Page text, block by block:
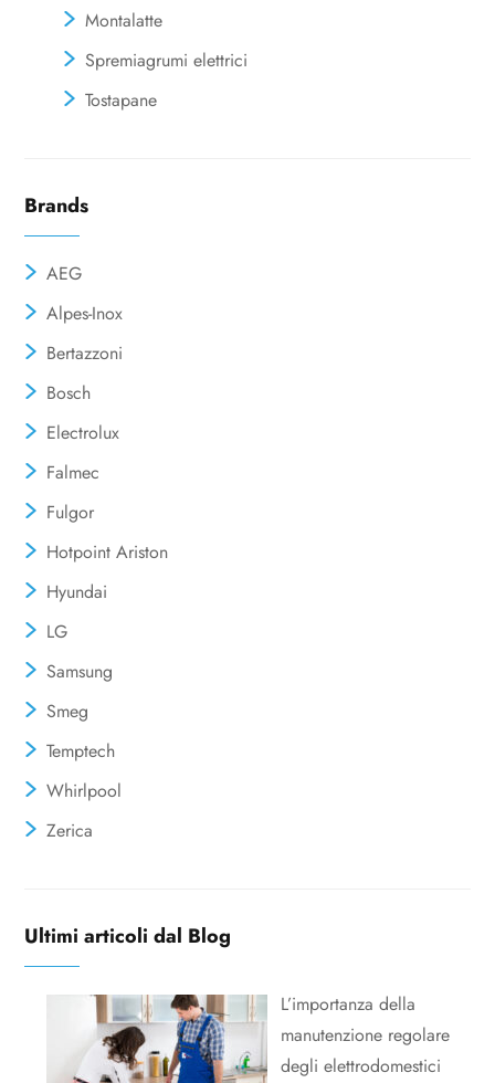
Montalatte
Spremiagrumi elettrici
Tostapane
Brands
AEG
Alpes-Inox
Bertazzoni
Bosch
Electrolux
Falmec
Fulgor
Hotpoint Ariston
Hyundai
LG
Samsung
Smeg
Temptech
Whirlpool
Zerica
Ultimi articoli dal Blog
L’importanza della
manutenzione regolare
degli elettrodomestici